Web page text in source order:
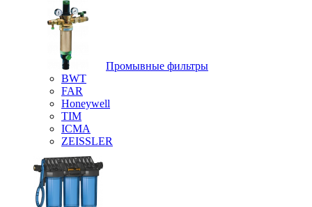
Промывные фильтры
BWT
FAR
Honeywell
TIM
ICMA
ZEISSLER